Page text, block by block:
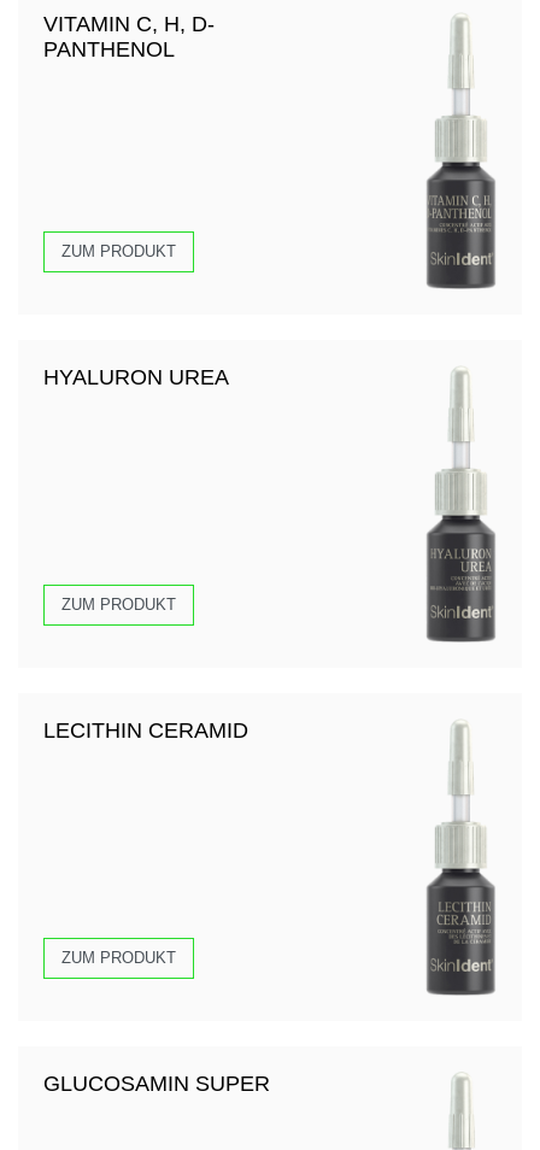
VITAMIN C, H, D-
PANTHENOL
ZUM PRODUKT
HYALURON UREA
ZUM PRODUKT
LECITHIN CERAMID
ZUM PRODUKT
GLUCOSAMIN SUPER